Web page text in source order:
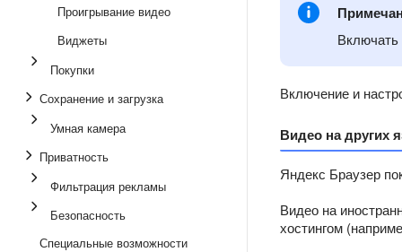
Проигрывание видео
Виджеты
Покупки
Сохранение и загрузка
Умная камера
Приватность
Фильтрация рекламы
Безопасность
Специальные возможности
Включать
Включение и
Видео на других
Яндекс Браузер
Видео на
хостингом